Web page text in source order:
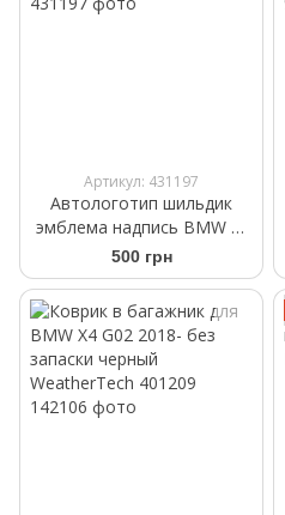
Артикул: 431197
Автологотип шильдик
эмблема надпись BMW M
Black Shadow Edition 45мм
500 грн